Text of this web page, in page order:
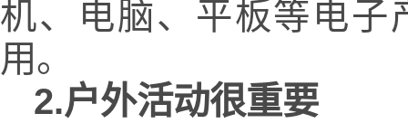
机、电脑、平板等电
用。
2.户外活动很重要